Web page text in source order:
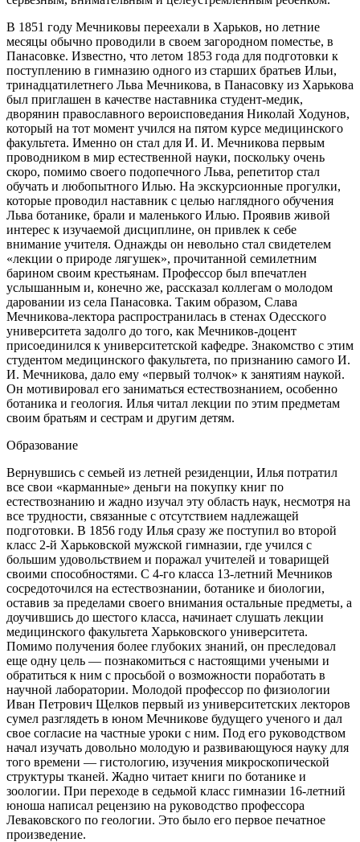
В 1851 году Мечниковы переехали в Харьков, но летние
месяцы обычно проводили в своем загородном поместье, в
Панасовке. Известно, что летом 1853 года для подготовки к
поступлению в гимназию одного из старших братьев Ильи,
тринадцатилетнего Льва Мечникова, в Панасовку из Харькова
был приглашен в качестве наставника студент-медик,
дворянин православного вероисповедания Николай Ходунов,
который на тот момент учился на пятом курсе медицинского
факультета. Именно он стал для И. И. Мечникова первым
проводником в мир естественной науки, поскольку очень
скоро, помимо своего подопечного Льва, репетитор стал
обучать и любопытного Илью. На экскурсионные прогулки,
которые проводил наставник с целью наглядного обучения
Льва ботанике, брали и маленького Илью. Проявив живой
интерес к изучаемой дисциплине, он привлек к себе
внимание учителя. Однажды он невольно стал свидетелем
«‎лекции о природе лягушек», прочитанной семилетним
барином своим крестьянам. Профессор был впечатлен
услышанным и, конечно же, рассказал коллегам о молодом
даровании из села Панасовка. Таким образом, Слава
Мечникова-лектора распространилась в стенах Одесского
университета задолго до того, как Мечников-доцент
присоединился к университетской кафедре. Знакомство с этим
студентом медицинского факультета, по признанию самого И.
И. Мечникова, дало ему «первый толчок» к занятиям наукой.
Он мотивировал его заниматься естествознанием, особенно
ботаника и геология. Илья читал лекции по этим предметам
своим братьям и сестрам и другим детям.
Образование
Вернувшись с семьей из летней резиденции, Илья потратил
все свои «карманные» деньги на покупку книг по
естествознанию и жадно изучал эту область наук, несмотря на
все трудности, связанные с отсутствием надлежащей
подготовки. В 1856 году Илья сразу же поступил во второй
класс 2-й Харьковской мужской гимназии, где учился с
большим удовольствием и поражал учителей и товарищей
своими способностями. С 4-го класса 13-летний Мечников
сосредоточился на естествознании, ботанике и биологии,
оставив за пределами своего внимания остальные предметы, а
доучившись до шестого класса, начинает слушать лекции
медицинского факультета Харьковского университета.
Помимо получения более глубоких знаний, он преследовал
еще одну цель — познакомиться с настоящими учеными и
обратиться к ним с просьбой о возможности поработать в
научной лаборатории. Молодой профессор по физиологии
Иван Петрович Щелков первый из университетских лекторов
сумел разглядеть в юном Мечникове будущего ученого и дал
свое согласие на частные уроки с ним. Под его руководством
начал изучать довольно молодую и развивающуюся науку для
того времени — гистологию, изучения микроскопической
структуры тканей. Жадно читает книги по ботанике и
зоологии. При переходе в седьмой класс гимназии 16-летний
юноша написал рецензию на руководство профессора
Леваковского по геологии. Это было его первое печатное
произведение.